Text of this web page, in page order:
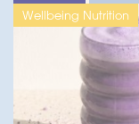
Wellbeing Nutrition